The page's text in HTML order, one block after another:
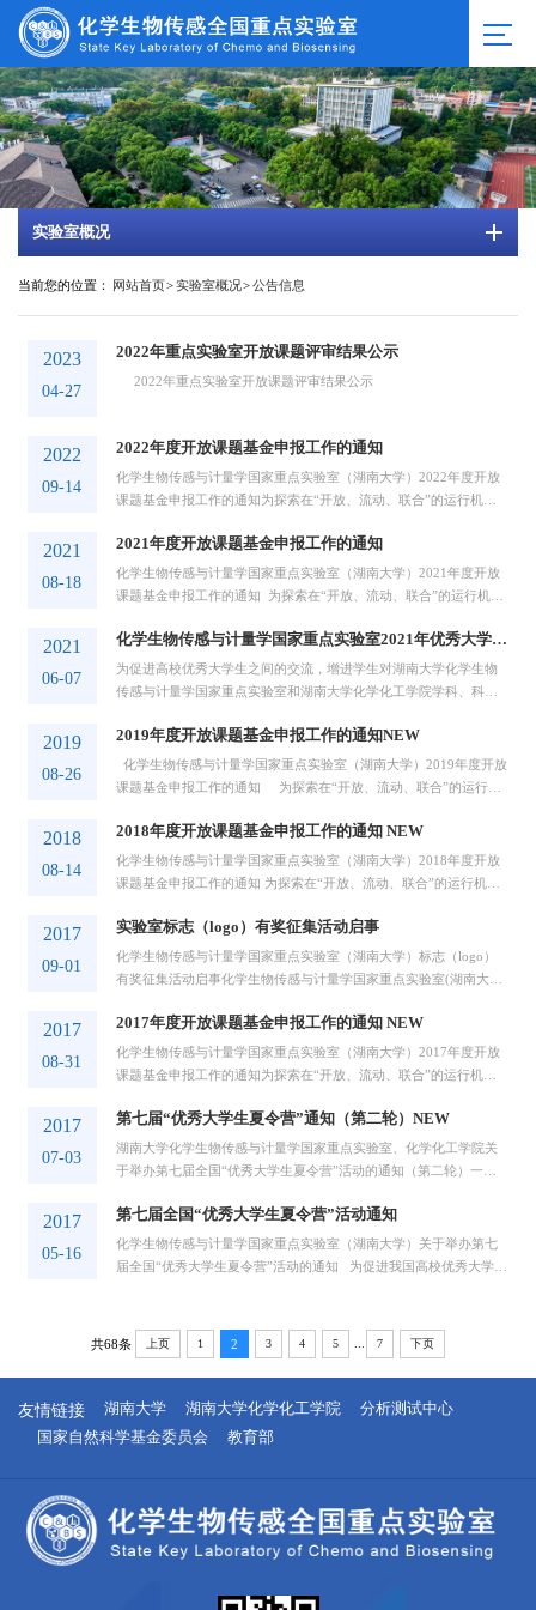
实验室概况
当前您的位置： 网站首页>实验室概况>公告信息
2023
04-27
2022年重点实验室开放课题评审结果公示
2022年重点实验室开放课题评审结果公示
2022
09-14
2022年度开放课题基金申报工作的通知
化学生物传感与计量学国家重点实验室（湖南大学）2022年度开放
课题基金申报工作的通知为探索在“开放、流动、联合”的运行机制
作用，促进对外开放和人才交流。根据科技部有关文件精神，并结
合本实验室的具体情况，现设立湖南大学化学生物传感与计量学国
家重...
2021
08-18
2021年度开放课题基金申报工作的通知
化学生物传感与计量学国家重点实验室（湖南大学）2021年度开放
课题基金申报工作的通知 为探索在“开放、流动、联合”的运行机制
进一步提高开放课题的学术水平，促进对外开放和人才交流，根据
科技部有关文件精神，并结合本实验室的具体情况，现设立湖南大
学...
2021
06-07
化学生物传感与计量学国家重点实验室2021年优秀大学生暑期夏令营活动通知
为促进高校优秀大学生之间的交流，增进学生对湖南大学化学生物
传感与计量学国家重点实验室和湖南大学化学化工学院学科、科研
室和化学化工学院将于2021年7月举办“全国优秀大学生暑期夏令
营”活动，夏令营期间将开展我室（院）2022年接收推荐免试研究
生、直博...
2019
08-26
2019年度开放课题基金申报工作的通知NEW
​ 化学生物传感与计量学国家重点实验室（湖南大学）2019年度开放
课题基金申报工作的通知 为探索在“开放、流动、联合”的运行机
用，进一步提高开放课题的学术水平，促进对外开放和人才交流，
根据科技部有关文件精神，并结合本实验室的具体情况，现设立湖...
2018
08-14
2018年度开放课题基金申报工作的通知 NEW
化学生物传感与计量学国家重点实验室（湖南大学）2018年度开放
课题基金申报工作的通知 为探索在“开放、流动、联合”的运行机制
进一步提高开放课题的学术水平，促进对外开放和人才交流，根据
科技部有关文件精神，并结合本实验室的具体情况，现设立湖南大
学...
2017
09-01
实验室标志（logo）有奖征集活动启事
化学生物传感与计量学国家重点实验室（湖南大学）标志（logo）
有奖征集活动启事化学生物传感与计量学国家重点实验室(湖南大学)
Hunan University）2002年11月通过国家科技部专家组的建设项目验
收，2004年3月、2009年3月、2014年8月已三次顺利通过国家科
技...
2017
08-31
2017年度开放课题基金申报工作的通知 NEW
​化学生物传感与计量学国家重点实验室（湖南大学）2017年度开放
课题基金申报工作的通知为探索在“开放、流动、联合”的运行机制
进一步提高开放课题的学术水平，促进对外开放和人才交流，根据
科技部有关文件精神，并结合本实验室的具体情况，现设立湖南大
学...
2017
07-03
第七届“优秀大学生夏令营”通知（第二轮）NEW
湖南大学化学生物传感与计量学国家重点实验室、化学化工学院关
于举办第七届全国“优秀大学生夏令营”活动的通知（第二轮）一、
（星期一） 9:00-22:00 麓枫宾馆报到 7月11日（星期二） 全天
活动 7月12日（星期三） 全天活动 7月13日（星期...
2017
05-16
第七届全国“优秀大学生夏令营”活动通知
化学生物传感与计量学国家重点实验室（湖南大学）关于举办第七
届全国“优秀大学生夏令营”活动的通知 为促进我国高校优秀大学生
兴交叉学科及其科学研究的兴趣，拓展当代大学生视野，提高科学
素...
共68条 上页 1 2 3 4 5 7 下页
友情链接 湖南大学 湖南大学化学化工学院
分析测试中心
国家自然科学基金委员会
教育部